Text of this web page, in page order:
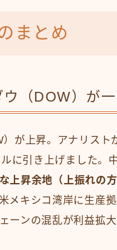
まとめ
ウ（DOW）が
が上昇。アナリス
に引き上げました。
上昇余地（上振れの
メキシコ湾岸に生産
ーンの混乱が利益拡